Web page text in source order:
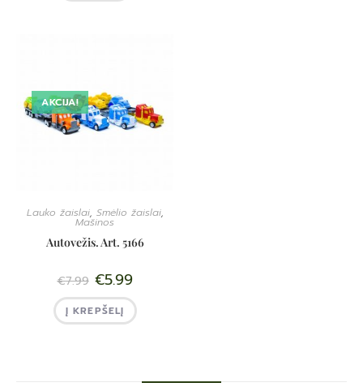
AKCIJA!
Lauko žaislai, Smėlio žaislai,
Mašinos
Autovežis. Art. 5166
€7.99 €5.99
Į KREPŠELĮ